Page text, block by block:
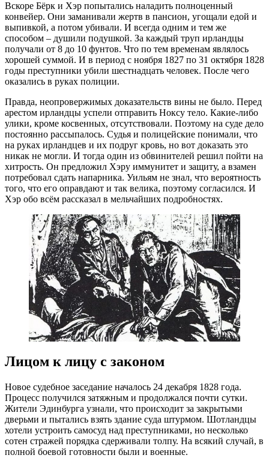
Вскоре Бёрк и Хэр попытались наладить полноценный
конвейер. Они заманивали жертв в пансион, угощали едой и
выпивкой, а потом убивали. И всегда одним и тем же
способом – душили подушкой. За каждый труп ирландцы
получали от 8 до 10 фунтов. Что по тем временам являлось
хорошей суммой. И в период с ноября 1827 по 31 октября 1828
годы преступники убили шестнадцать человек. После чего
оказались в руках полиции.
Правда, неопровержимых доказательств вины не было. Перед
арестом ирландцы успели отправить Ноксу тело. Какие-либо
улики, кроме косвенных, отсутствовали. Поэтому на суде дело
постоянно рассыпалось. Судья и полицейские понимали, что
на руках ирландцев и их подруг кровь, но вот доказать это
никак не могли. И тогда один из обвинителей решил пойти на
хитрость. Он предложил Хэру иммунитет и защиту, а взамен
потребовал сдать напарника. Уильям не знал, что вероятность
того, что его оправдают и так велика, поэтому согласился. И
Хэр обо всём рассказал в мельчайших подробностях.
Лицом к лицу с законом
Новое судебное заседание началось 24 декабря 1828 года.
Процесс получился затяжным и продолжался почти сутки.
Жители Эдинбурга узнали, что происходит за закрытыми
дверьми и пытались взять здание суда штурмом. Шотландцы
хотели устроить самосуд над преступниками, но несколько
сотен стражей порядка сдерживали толпу. На всякий случай, в
полной боевой готовности были и военные.